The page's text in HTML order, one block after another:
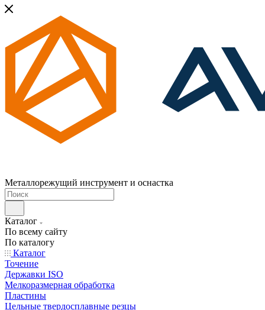
Металлорежущий инструмент и оснастка
Каталог
По всему сайту
По каталогу
Каталог
Точение
Державки ISO
Мелкоразмерная обработка
Пластины
Цельные твердосплавные резцы